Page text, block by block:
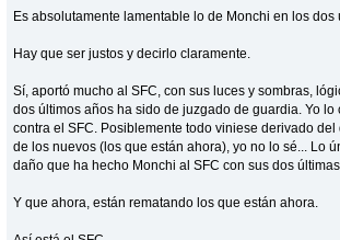
Es absolutamente lamentable lo de Monchi en los dos
Hay que ser justos y decirlo claramente.
Sí, aportó mucho al SFC, con sus luces y sombras,
dos últimos años ha sido de juzgado de guardia. Yo lo
contra el SFC. Posiblemente todo viniese derivado
de los nuevos (los que están ahora), yo no lo sé... Lo
daño que ha hecho Monchi al SFC con sus dos
Y que ahora, están rematando los que están ahora.